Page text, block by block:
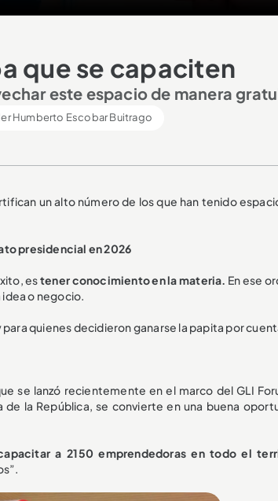
que se capaciten
este espacio de manera
Humberto Escobar Buitrago
un alto número de los que han tenido
presidencial en 2026
estener conocimiento en la materia. En ese
idea o negocio.
para quienes decidieron ganarse la papita por
se lanzó recientemente en el marco del GLI
la República, se convierte en una buena
a 2150 emprendedoras en todo el